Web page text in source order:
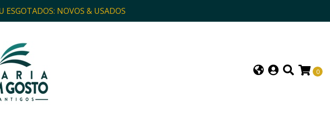
ESGOTADOS: NOVOS & USADOS
0